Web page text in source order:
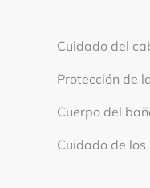
Cuidado del
Protección de
Cuerpo del
Cuidado de